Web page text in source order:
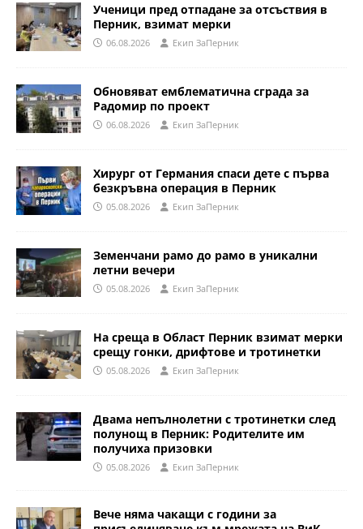
Ученици пред отпадане за отсъствия в
Перник, взимат мерки
06.08.2026 Eкип ЗаПерник
Обновяват емблематична сграда за
Радомир по проект
06.08.2026 Eкип ЗаПерник
Хирург от Германия спаси дете с първа
безкръвна операция в Перник
05.08.2026 Eкип ЗаПерник
Земенчани рамо до рамо в уникални
летни вечери
05.08.2026 Eкип ЗаПерник
На среща в Област Перник взимат мерки
срещу гонки, дрифтове и тротинетки
05.08.2026 Eкип ЗаПерник
Двама непълнолетни с тротинетки след
полунощ в Перник: Родителите им
получиха призовки
05.08.2026 Eкип ЗаПерник
Вече няма чакащи с години за